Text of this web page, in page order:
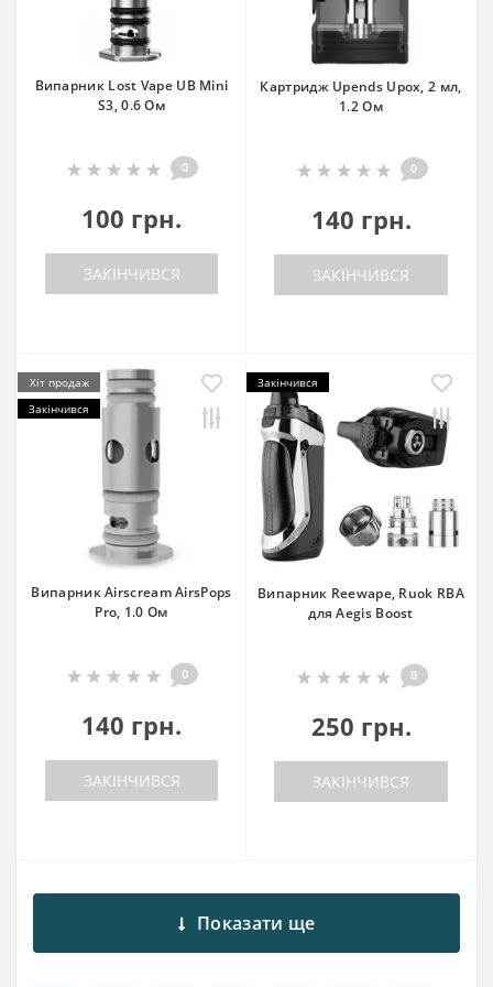
Випарник Lost Vape UB Mini
S3, 0.6 Ом
0
100 грн.
ЗАКІНЧИВСЯ
Картридж Upends Upox, 2 мл,
1.2 Ом
0
140 грн.
ЗАКІНЧИВСЯ
Хіт продаж
Закінчився
Випарник Airscream AirsPops
Pro, 1.0 Ом
0
140 грн.
ЗАКІНЧИВСЯ
Закінчився
Випарник Reewape, Ruok RBA
для Aegis Boost
0
250 грн.
ЗАКІНЧИВСЯ
Показати ще